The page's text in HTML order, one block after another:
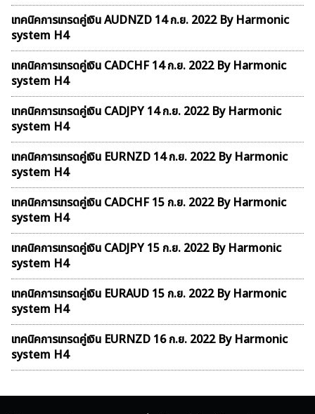
เทคนิคการเทรดคู่เงิน AUDNZD 14 ก.ย. 2022 By Harmonic
system H4
เทคนิคการเทรดคู่เงิน CADCHF 14 ก.ย. 2022 By Harmonic
system H4
เทคนิคการเทรดคู่เงิน CADJPY 14 ก.ย. 2022 By Harmonic
system H4
เทคนิคการเทรดคู่เงิน EURNZD 14 ก.ย. 2022 By Harmonic
system H4
เทคนิคการเทรดคู่เงิน CADCHF 15 ก.ย. 2022 By Harmonic
system H4
เทคนิคการเทรดคู่เงิน CADJPY 15 ก.ย. 2022 By Harmonic
system H4
เทคนิคการเทรดคู่เงิน EURAUD 15 ก.ย. 2022 By Harmonic
system H4
เทคนิคการเทรดคู่เงิน EURNZD 16 ก.ย. 2022 By Harmonic
system H4